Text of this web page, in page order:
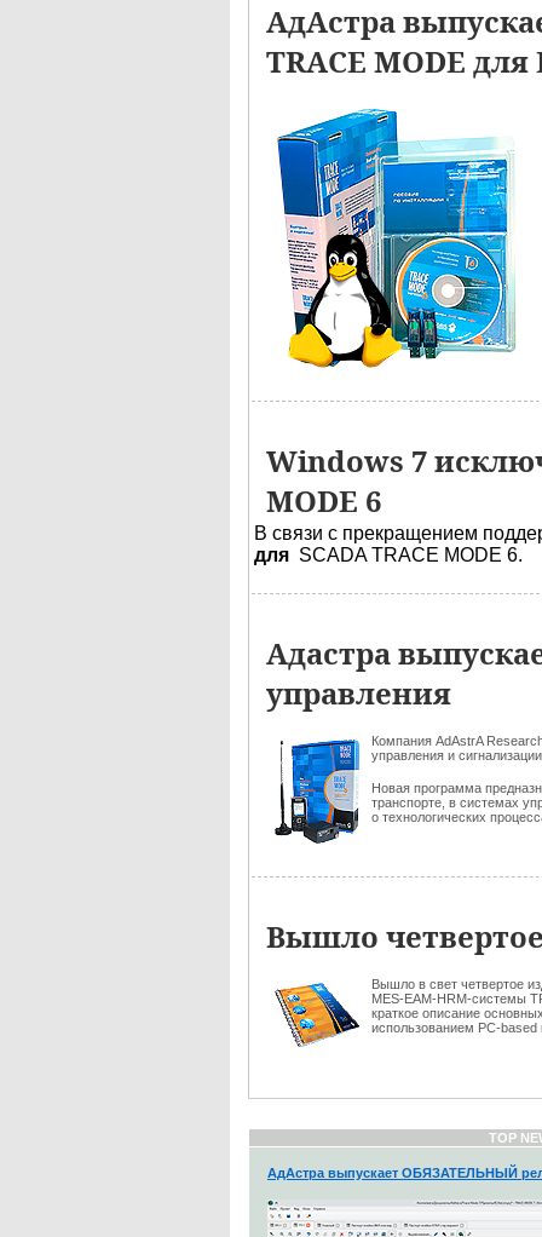
АдАстра
TRACE MODE
Windows 7
MODE 6
В связи с прекращением
для SCADA TRACE MODE 6.
Адастра
управления
Компания AdAstrA
управления и
Новая программа
транспорте, в системах
о технологических
Вышло
Вышло в свет четвертое
MES-EAM-HRM-системы
краткое описание
использованием PC-based
TOP
АдАстра выпускает ОБЯЗАТЕЛЬНЫЙ